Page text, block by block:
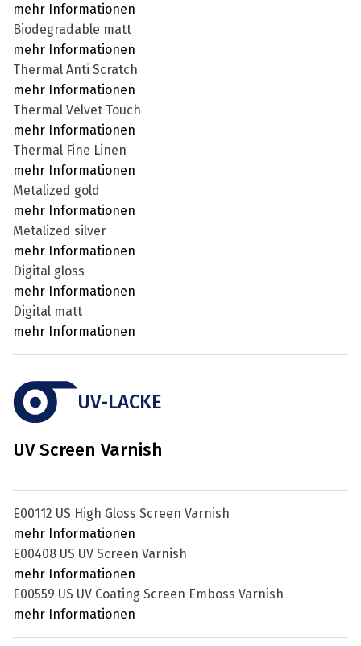
mehr Informationen
Biodegradable matt
mehr Informationen
Thermal Anti Scratch
mehr Informationen
Thermal Velvet Touch
mehr Informationen
Thermal Fine Linen
mehr Informationen
Metalized gold
mehr Informationen
Metalized silver
mehr Informationen
Digital gloss
mehr Informationen
Digital matt
mehr Informationen
UV-LACKE
UV Screen Varnish
E00112 US High Gloss Screen Varnish
mehr Informationen
E00408 US UV Screen Varnish
mehr Informationen
E00559 US UV Coating Screen Emboss Varnish
mehr Informationen